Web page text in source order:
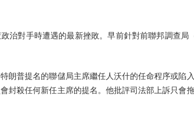
對手時遭遇的最新挫敗。早前針對前聯邦調查局
普提名的聯儲局主席繼任人沃什的任命程序或陷
封殺任何新任主席的提名。他批評司法部上訴只會